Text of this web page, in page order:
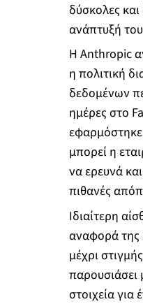
δύσκολες
ανάπτυξή
Η Anthropic
η πολιτική
δεδομένων
ημέρες στο
μπορεί η
να ερευνά
πιθανές
Ιδιαίτερη
αναφορά της
μέχρι
στοιχεία για